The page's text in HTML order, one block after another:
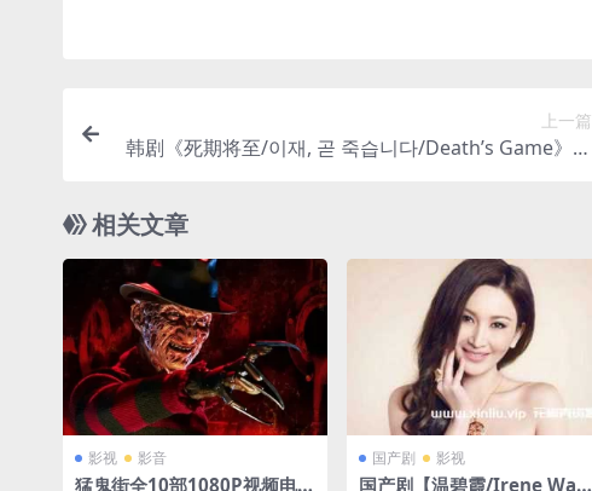
上一篇
韩剧《死期将至/이재, 곧 죽습니다/Death’s Game》全
相关文章
影视 影音
猛鬼街全10部1080P视频电影
国产剧 影视
国产剧【温碧霞/Irene Wa